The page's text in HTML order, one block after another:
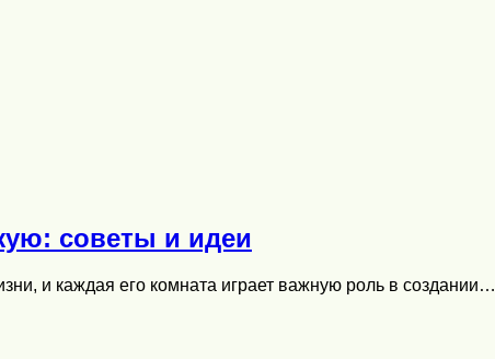
советы и идеи
и каждая его комната играет важную роль в создании…